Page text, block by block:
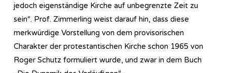
jedoch eigenständige Kirche auf unbegrenzte Zeit zu
sein“. Prof. Zimmerling weist darauf hin, dass diese
merkwürdige Vorstellung von dem provisorischen
Charakter der protestantischen Kirche schon 1965 von
Roger Schutz formuliert wurde, und zwar in dem Buch